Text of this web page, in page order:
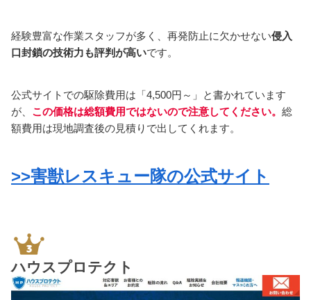
経験豊富な作業スタッフが多く、再発防止に欠かせない侵入
口封鎖の技術力も評判が高いです。
公式サイトでの駆除費用は「4,500円～」と書かれています
が、 この価格は総額費用ではないので注意してください。 総
額費用は現地調査後の見積りで出してくれます。
>>害獣レスキュー隊の公式サイト
ハウスプロテクト